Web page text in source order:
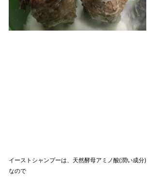
イーストシャンプーは、天然酵母アミノ酸(潤い成分)
なので